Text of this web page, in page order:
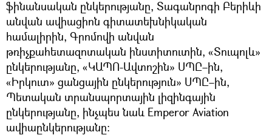
ֆինանսական ընկերությանը, Տագանրոգի Բերիևի
անվան ավիացիոն գիտատեխնիկական
համալիրին, Գրոմովի անվան
թռիչքահետազոտական ինստիտուտին, «Տուպոլև»
ընկերությանը, «ԿԱՊՈ-Ավտոշին» ՍՊԸ–ին,
«Իրկուտ» ցանցային ընկերություն» ՍՊԸ–ին,
Պետական տրանսպորտային լիզինգային
ընկերությանը, ինչպես նաև Emperor Aviation
ավիաընկերությանը։